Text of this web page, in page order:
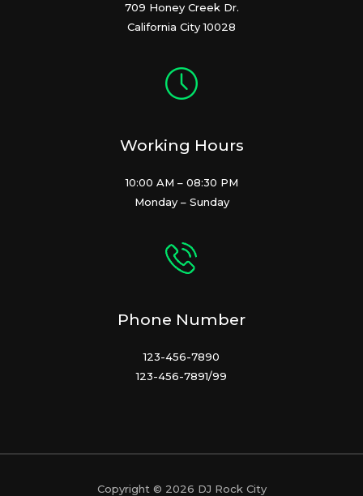
709 Honey Creek Dr.
California City 10028
Working Hours
10:00 AM – 08:30 PM
Monday – Sunday
Phone Number
123-456-7890
123-456-7891/99
Copyright © 2026 DJ Rock City